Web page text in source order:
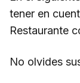
tener en
Restaurante
No olvides